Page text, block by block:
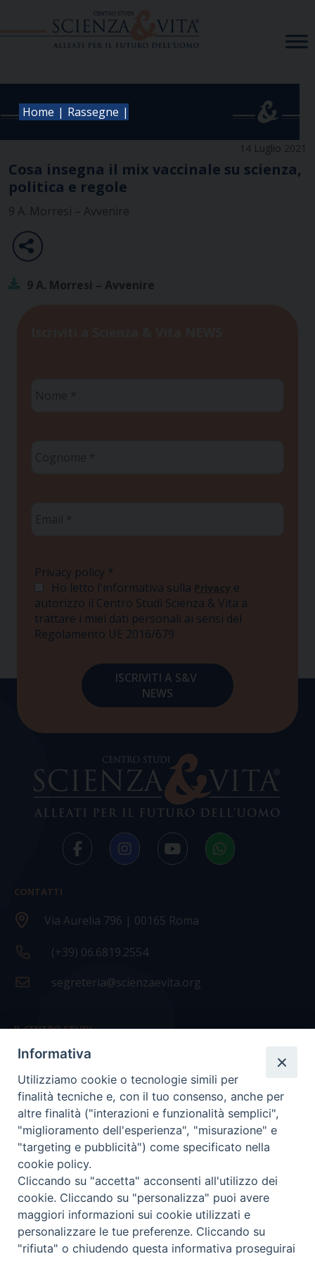
Home | Rassegne |
14 Luglio 2021
Cosa insegna il mix vaccinale su scienza,
politica e regole
9 A. Morresi – Avvenire
9 A. Morresi – Avvenire
Privacy policy *
Ho letto l'informativa sulla Privacy e
autorizzo il Centro Studi Scienza & Vita a
trattare i miei dati personali ai sensi del
Regolamento UE 2016/679
CONTATTI
Via Aurelia 796 | 00165 Roma
(+39) 06.6819.2554
segreteria@scienzaevita.org
IL CENTRO STUDI
La nostra storia
Statuto
Presidenza e ufficio presidenza
Consiglio scientifico
Coordinamento nazionale
COPYRIGHT Scienza & Vita - C.F96600690588- Tutti i
Informativa
Utilizziamo cookie o tecnologie simili per
finalità tecniche e, con il tuo consenso, anche per
altre finalità ("interazioni e funzionalità semplici",
"miglioramento dell'esperienza", "misurazione" e
"targeting e pubblicità") come specificato nella
cookie policy.
Cliccando su "accetta" acconsenti all'utilizzo dei
cookie. Cliccando su "personalizza" puoi avere
maggiori informazioni sui cookie utilizzati e
personalizzare le tue preferenze. Cliccando su
"rifiuta" o chiudendo questa informativa proseguirai